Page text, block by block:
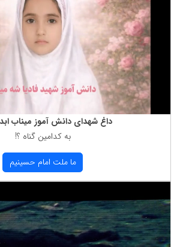
داغ شهدای دانش آموز میناب
به كدامین گناه ؟!
ما ملت امام حسینیم